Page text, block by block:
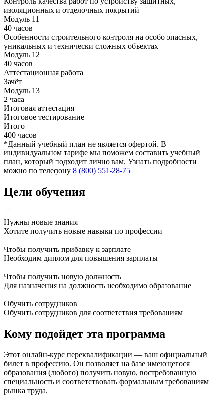
изоляционных и отделочных покрытий
Модуль 11
40 часов
Особенности строительного контроля на особо опасных,
уникальных и технически сложных объектах
Модуль 12
40 часов
Аттестационная работа
Зачёт
Модуль 13
2 часа
Итоговая аттестация
Итоговое тестирование
Итого
400 часов
*Данный учебный план не является офертой. В
индивидуальном тарифе мы поможем составить учебный
план, который подходит лично вам. Узнать подробности
можно по телефону 8 (800) 551-28-75
Цели обучения
Нужны новые знания
Хотите получить новые навыки по профессии
Чтобы получить прибавку к зарплате
Необходим диплом для повышения зарплаты
Чтобы получить новую должность
Для назначения на должность необходимо образование
Обучить сотрудников
Обучить сотрудников для соответствия требованиям
Кому подойдет эта программа
Этот онлайн-курс переквалификации — ваш официальный
билет в профессию. Он позволяет на базе имеющегося
образования (любого) получить новую, востребованную
специальность и соответствовать формальным требованиям
рынка труда.